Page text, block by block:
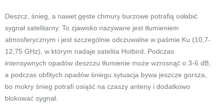
Deszcz, śnieg, a nawet gęste chmury burzowe potrafią osłabić
sygnał satelitarny. To zjawisko nazywane jest tłumieniem
atmosferycznym i jest szczególnie odczuwalne w paśmie Ku (10,7-
12,75 GHz), w którym nadaje satelita Hotbird. Podczas
intensywnych opadów deszczu tłumienie może wzrosnąć o 3-6 dB,
a podczas obfitych opadów śniegu sytuacja bywa jeszcze gorsza,
bo mokry śnieg potrafi osiąść na czaszy anteny i dodatkowo
blokować sygnał.